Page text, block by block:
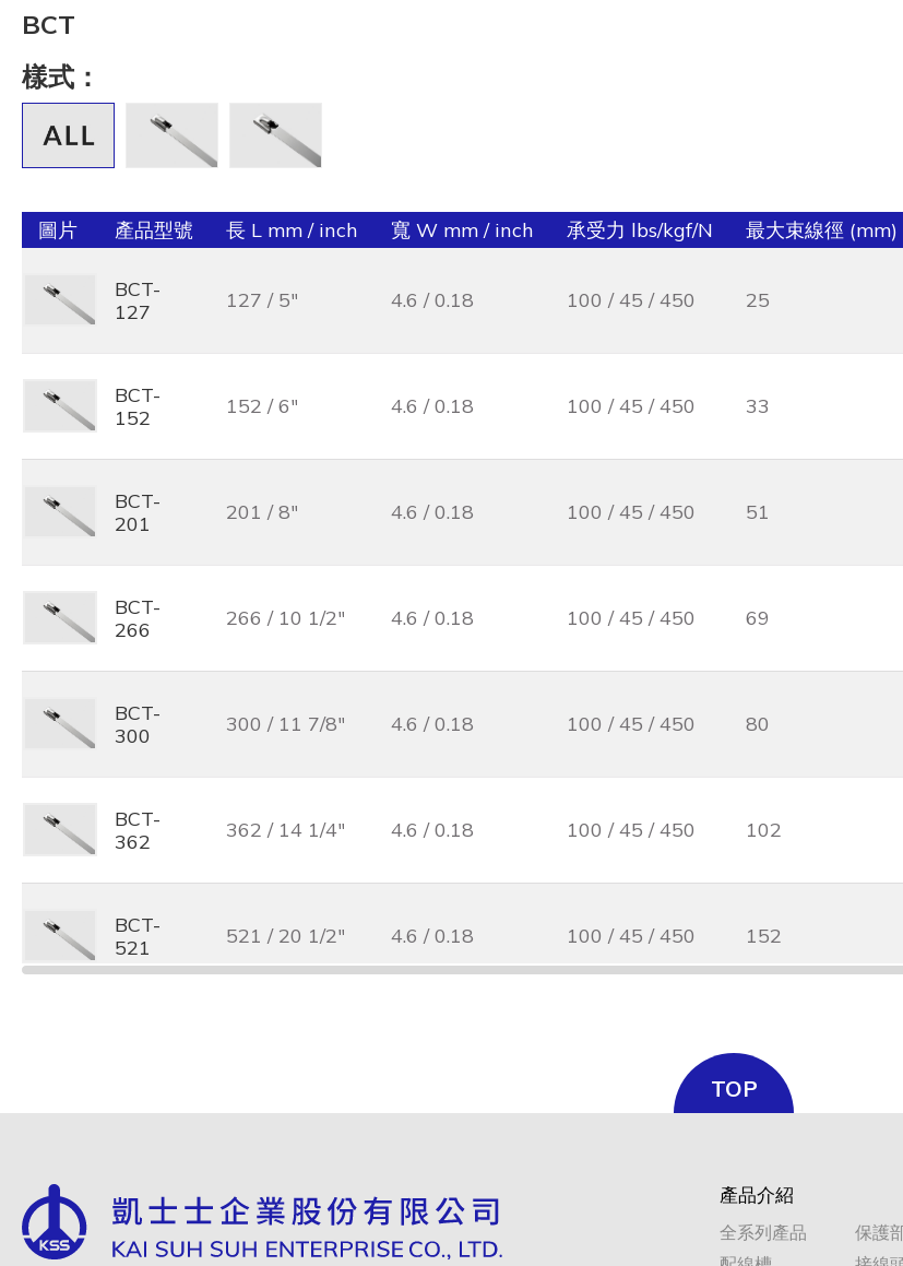
BCT
樣式：
圖片 產品型號 長 L mm / inch 寬 W mm / inch 承受力 lbs/kgf/N 最大束線徑 (mm)
BCT-
127
127 / 5" 4.6 / 0.18 100 / 45 / 450 25
BCT-
152
152 / 6" 4.6 / 0.18 100 / 45 / 450 33
BCT-
201
201 / 8" 4.6 / 0.18 100 / 45 / 450 51
BCT-
266
266 / 10 1/2" 4.6 / 0.18 100 / 45 / 450 69
BCT-
300
300 / 11 7/8" 4.6 / 0.18 100 / 45 / 450 80
BCT-
362
362 / 14 1/4" 4.6 / 0.18 100 / 45 / 450 102
BCT-
521
521 / 20 1/2" 4.6 / 0.18 100 / 45 / 450 152
BCT-
127L
127 / 5" 7.9 / 0.31 25
TOP
產品介紹
全系列產品
保護